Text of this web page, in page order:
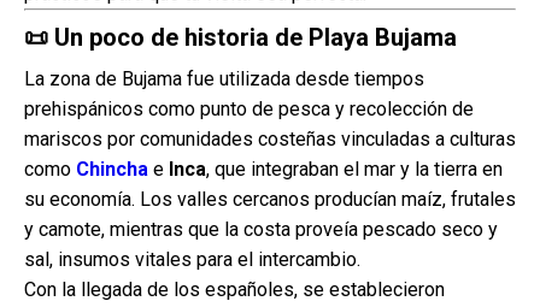
📜 Un poco de historia de Playa Bujama
La zona de Bujama fue utilizada desde tiempos
prehispánicos como punto de pesca y recolección de
mariscos por comunidades costeñas vinculadas a culturas
como Chincha e Inca, que integraban el mar y la tierra en
su economía. Los valles cercanos producían maíz, frutales
y camote, mientras que la costa proveía pescado seco y
sal, insumos vitales para el intercambio.
Con la llegada de los españoles, se establecieron